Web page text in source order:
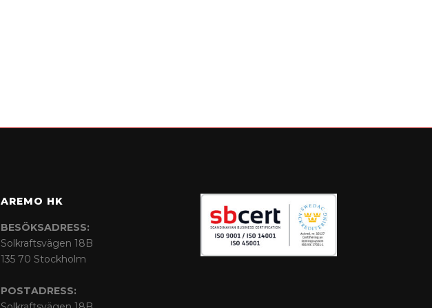
AREMO HK
BESÖKSADRESS:
Solkraftsvägen 18B
135 70 Stockholm
POSTADRESS: